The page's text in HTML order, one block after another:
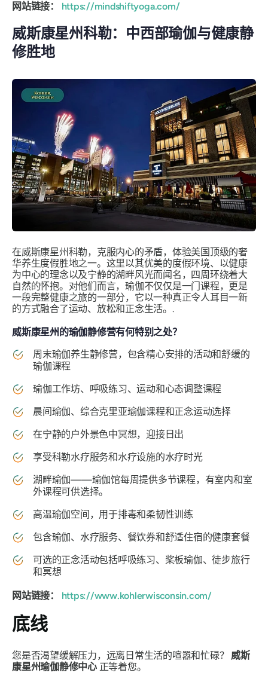
网站链接： https://mindshiftyoga.com/
威斯康星州科勒：中西部瑜伽与健康静
修胜地
在威斯康星州科勒，克服内心的矛盾，体验美国顶级的奢
华养生度假胜地之一。这里以其优美的度假环境、以健康
为中心的理念以及宁静的湖畔风光而闻名，四周环绕着大
自然的怀抱。对他们而言，瑜伽不仅仅是一门课程，更是
一段完整健康之旅的一部分，它以一种真正令人耳目一新
的方式融合了运动、放松和正念生活。.
威斯康星州的瑜伽静修营有何特别之处？
周末瑜伽养生静修营，包含精心安排的活动和舒缓的
瑜伽课程
瑜伽工作坊、呼吸练习、运动和心态调整课程
晨间瑜伽、综合克里亚瑜伽课程和正念运动选择
在宁静的户外景色中冥想，迎接日出
享受科勒水疗服务和水疗设施的水疗时光
湖畔瑜伽——瑜伽馆每周提供多节课程，有室内和室
外课程可供选择。
高温瑜伽空间，用于排毒和柔韧性训练
包含瑜伽、水疗服务、餐饮券和舒适住宿的健康套餐
可选的正念活动包括呼吸练习、桨板瑜伽、徒步旅行
和冥想
网站链接： https://www.kohlerwisconsin.com/
底线
您是否渴望缓解压力，远离日常生活的喧嚣和忙碌？ 威斯
康星州瑜伽静修中心正等着您。